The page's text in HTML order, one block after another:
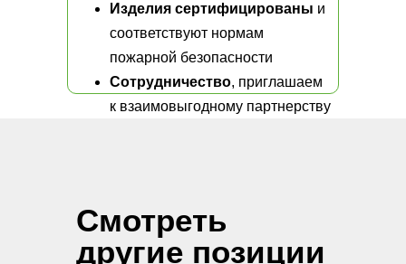
Изделия сертифицированы и
соответствуют нормам
пожарной безопасности
Сотрудничество, приглашаем
к взаимовыгодному партнерству
Смотреть
другие позиции